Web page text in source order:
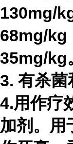
130mg/
68mg/kg
35mg/kg
3. 有杀菌
4.用作疗
加剂。用